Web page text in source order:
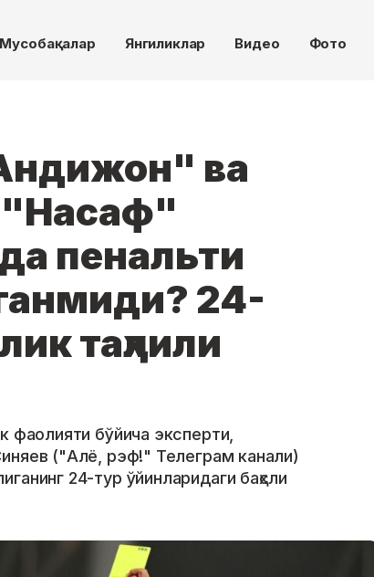
Мусобақалар Янгиликлар Видео Фото
ва
"Насаф"
пенальти
24-
таҳлили
фаолияти бўйича эксперти,
("Алё, рэф!" Телеграм канали)
24-тур ўйинларидаги баҳсли